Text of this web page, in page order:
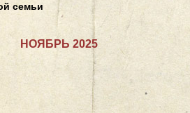
семьи
НОЯБРЬ 2025